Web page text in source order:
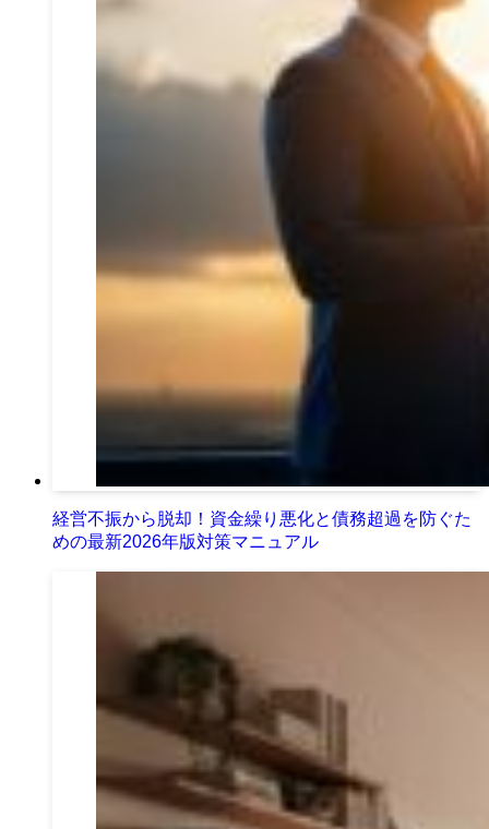
経営不振から脱却！資金繰り悪化と債務超過を防ぐた
めの最新2026年版対策マニュアル